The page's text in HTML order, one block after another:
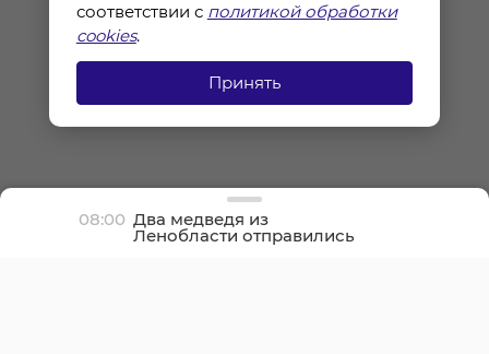
08:00 Два медведя из
Ленобласти отправились
соответствии с политикой обработки
cookies.
Принять